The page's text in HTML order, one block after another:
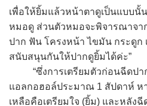
เพื่อให้ยิ้มแล้วหน้าตาดูเป็นแบบนั้
หมอดู ส่วนตัวหมอจะพิจารณาจา
ปาก ฟัน โครงหน้า ไขมัน กระดูก
สนับสนุนกันให้ปากดูยิ้มได้ค่ะ”
“ซึ่งการเตรียมตัวก่อนฉีดปา
แอลกอฮอล์ประมาณ 1 สัปดาห์ ห
เหลือคือเตรียมใจ (ยิ้ม) และหลังฉี